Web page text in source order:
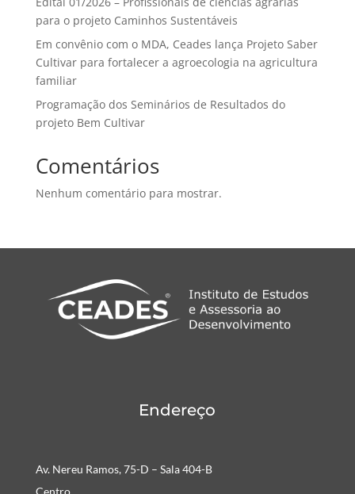
para o projeto Caminhos Sustentáveis
Em convênio com o MDA, Ceades lança Projeto Saber
Cultivar para fortalecer a agroecologia na agricultura
familiar
Programação dos Seminários de Resultados do
projeto Bem Cultivar
Comentários
Nenhum comentário para mostrar.
Endereço
Av. Nereu Ramos, 75-D – Sala 404-B
Centro